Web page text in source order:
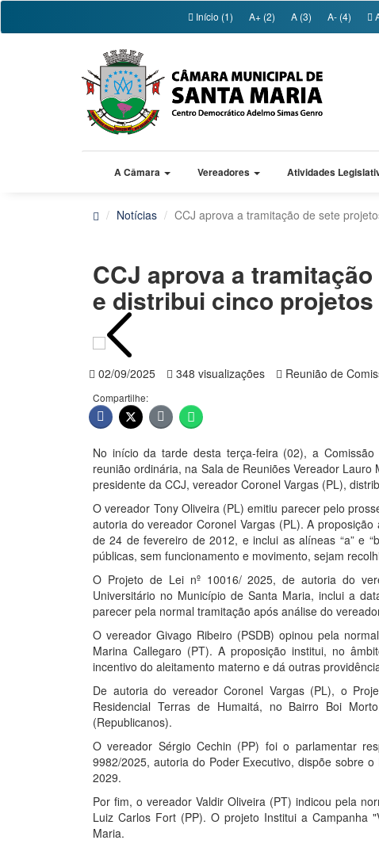
Início (1) A+ (2) A (3) A- (4)
A Câmara Vereadores Atividades
Notícias CCJ aprova a tramitação de sete
CCJ aprova a
e distribui cinco
02/09/2025 348 visualizações Reunião de
Compartilhe:
No início da tarde desta terça-feira (02), a
reunião ordinária, na Sala de Reuniões Vereador
presidente da CCJ, vereador Coronel Vargas (PL),
O vereador Tony Oliveira (PL) emitiu parecer pelo
autoria do vereador Coronel Vargas (PL). A
de 24 de fevereiro de 2012, e inclui as alíneas “a” e
públicas, sem funcionamento e movimento, sejam
O Projeto de Lei nº 10016/ 2025, de autoria do
Universitário no Município de Santa Maria, inclui a
parecer pela normal tramitação após análise do
O vereador Givago Ribeiro (PSDB) opinou pela
Marina Callegaro (PT). A proposição institui, no
incentivo do aleitamento materno e dá outras
De autoria do vereador Coronel Vargas (PL), o
Residencial Terras de Humaitá, no Bairro Boi
(Republicanos).
O vereador Sérgio Cechin (PP) foi o parlamentar
9982/2025, autoria do Poder Executivo, dispõe sobre
2029.
Por fim, o vereador Valdir Oliveira (PT) indicou pela
Luiz Carlos Fort (PP). O projeto Institui a Campanha
Maria.